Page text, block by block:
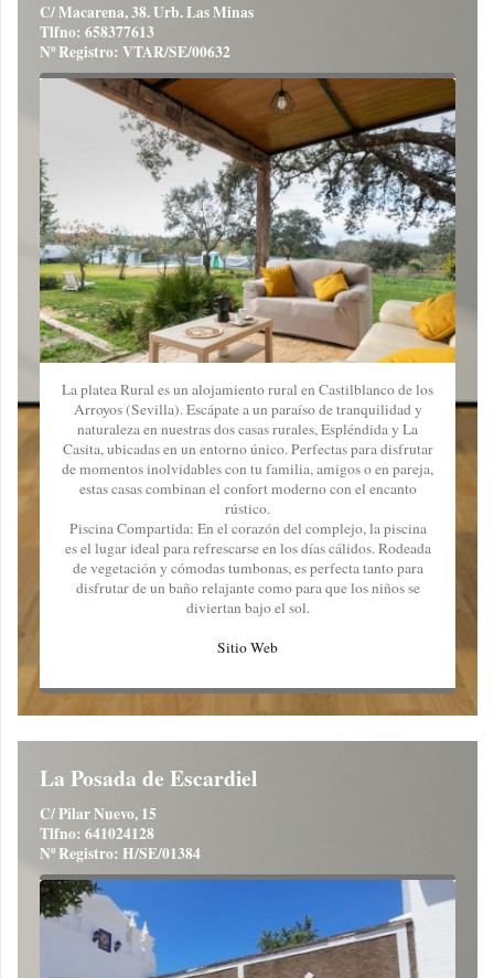
C/ Macarena, 38. Urb. Las Minas
Tlfno: 658377613
Nº Registro: VTAR/SE/00632
La platea Rural es un alojamiento rural en Castilblanco de los
Arroyos (Sevilla). Escápate a un paraíso de tranquilidad y
naturaleza en nuestras dos casas rurales, Espléndida y La
Casita, ubicadas en un entorno único. Perfectas para disfrutar
de momentos inolvidables con tu familia, amigos o en pareja,
estas casas combinan el confort moderno con el encanto
rústico.
Piscina Compartida: En el corazón del complejo, la piscina
es el lugar ideal para refrescarse en los días cálidos. Rodeada
de vegetación y cómodas tumbonas, es perfecta tanto para
disfrutar de un baño relajante como para que los niños se
diviertan bajo el sol.
Sitio Web
La Posada de Escardiel
C/ Pilar Nuevo, 15
Tlfno: 641024128
Nº Registro: H/SE/01384